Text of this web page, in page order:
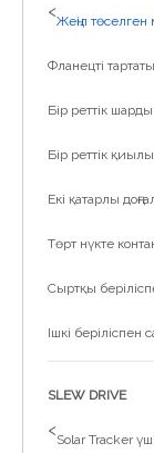
>
Жеңіл
Фланецті
Бір реттік
Бір реттік
Екі қатарлы
Төрт нүкте
Сыртқы
Ішкі беріліспен
SLEW DRIVE
>
Solar Tracker